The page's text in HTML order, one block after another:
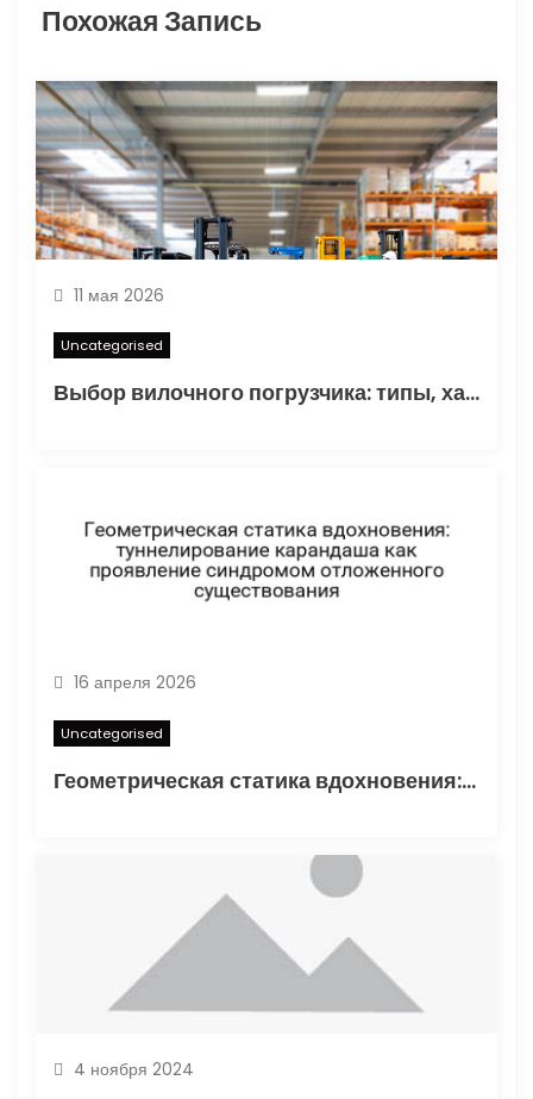
с
я
м
Похожая Запись
11 мая 2026
Uncategorised
Выбор вилочного погрузчика: типы, характеристики и области применения
16 апреля 2026
Uncategorised
Геометрическая статика вдохновения: туннелирование карандаша как проявление синдромом отложенного существования
4 ноября 2024